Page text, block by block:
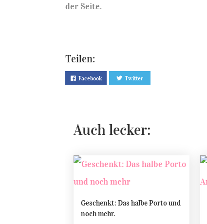
der Seite.
Teilen:
Facebook Twitter
Auch lecker:
Geschenkt: Das halbe Porto und
noch mehr.